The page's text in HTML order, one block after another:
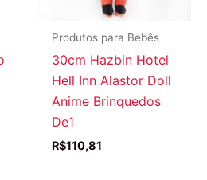
Produtos para Bebês
30cm Hazbin Hotel
Hell Inn Alastor Doll
Anime Brinquedos
De1
R$110,81